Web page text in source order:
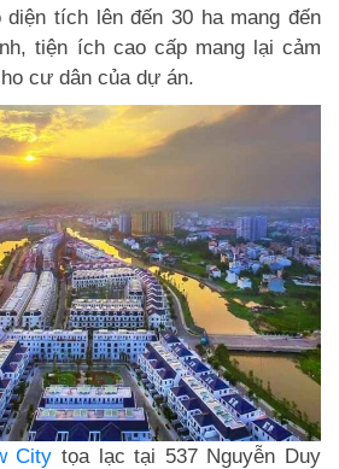
diện tích lên đến 30 ha mang đến
tiện ích cao cấp mang lại cảm
cư dân của dự án.
City tọa lạc tại 537 Nguyễn Duy